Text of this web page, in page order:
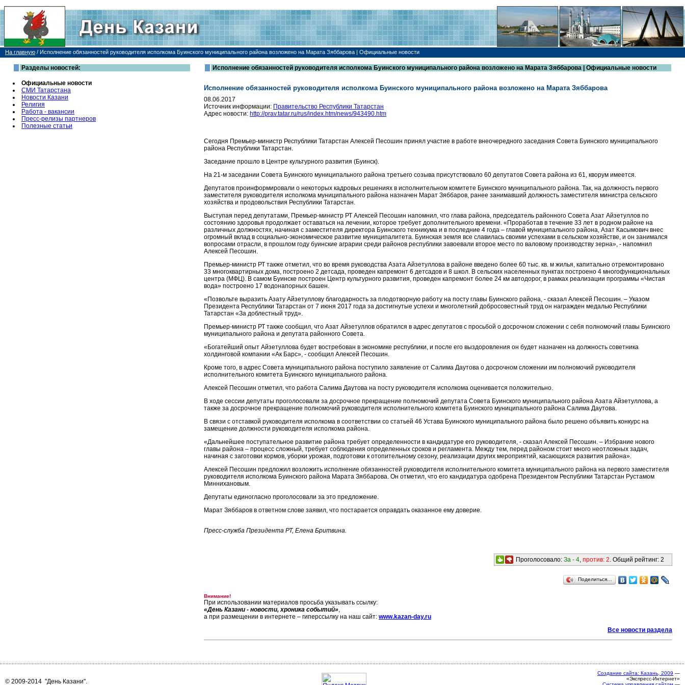
На главную / Исполнение обязанностей руководителя исполкома Буинского муниципального района возложено на Марата Зяббарова | Официальные новости
Разделы новостей:
Официальные новости
СМИ Татарстана
Новости Казани
Религия
Работа - вакансии
Пресс-релизы партнеров
Полезные статьи
Исполнение обязанностей руководителя исполкома Буинского муниципального района возложено на Марата Зяббарова | Официальные новости
Исполнение обязанностей руководителя исполкома Буинского муниципального района возложено на Марата Зяббарова
08.06.2017
Источник информации: Правительство Республики Татарстан
Адрес новости: http://prav.tatar.ru/rus/index.htm/news/943490.htm
Сегодня Премьер-министр Республики Татарстан Алексей Песошин принял участие в работе внеочередного заседания Совета Буинского муниципального
района Республики Татарстан.
Заседание прошло в Центре культурного развития (Буинск).
На 21-м заседании Совета Буинского муниципального района третьего созыва присутствовало 60 депутатов Совета района из 61, кворум имеется.
Депутатов проинформировали о некоторых кадровых решениях в исполнительном комитете Буинского муниципального района. Так, на должность первого
заместителя руководителя исполкома муниципального района назначен Марат Зяббаров, ранее занимавший должность заместителя министра сельского
хозяйства и продовольствия Республики Татарстан.
Выступая перед депутатами, Премьер-министр РТ Алексей Песошин напомнил, что глава района, председатель районного Совета Азат Айзетуллов по
состоянию здоровья продолжает оставаться на лечении, которое требует дополнительного времени. «Проработав в течение 33 лет в родном районе на
различных должностях, начиная с заместителя директора Буинского техникума и в последние 4 года – главой муниципального района, Азат Касымович внес
огромный вклад в социально-экономическое развитие муниципалитета. Буинская земля все славилась своими успехами в сельском хозяйстве, и он занимался
вопросами отрасли, в прошлом году буинские аграрии среди районов республики завоевали второе место по валовому производству зерна», - напомнил
Алексей Песошин.
Премьер-министр РТ также отметил, что во время руководства Азата Айзетуллова в районе введено более 60 тыс. кв. м жилья, капитально отремонтировано
33 многоквартирных дома, построено 2 детсада, проведен капремонт 6 детсадов и 8 школ. В сельских населенных пунктах построено 4 многофункциональных
центра (МФЦ). В самом Буинске построен Центр культурного развития, проведен капремонт более 24 км автодорог, в рамках реализации программы «Чистая
вода» построено 17 водонапорных башен.
«Позвольте выразить Азату Айзетуллову благодарность за плодотворную работу на посту главы Буинского района, - сказал Алексей Песошин. – Указом
Президента Республики Татарстан от 7 июня 2017 года за достигнутые успехи и многолетний добросовестный труд он награжден медалью Республики
Татарстан «За доблестный труд».
Премьер-министр РТ также сообщил, что Азат Айзетуллов обратился в адрес депутатов с просьбой о досрочном сложении с себя полномочий главы Буинского
муниципального района и депутата районного Совета.
«Богатейший опыт Айзетуллова будет востребован в экономике республики, и после его выздоровления он будет назначен на должность советника
холдинговой компании «Ак Барс», - сообщил Алексей Песошин.
Кроме того, в адрес Совета муниципального района поступило заявление от Салима Даутова о досрочном сложении им полномочий руководителя
исполнительного комитета Буинского муниципального района.
Алексей Песошин отметил, что работа Салима Даутова на посту руководителя исполкома оценивается положительно.
В ходе сессии депутаты проголосовали за досрочное прекращение полномочий депутата Совета Буинского муниципального района Азата Айзетуллова, а
также за досрочное прекращение полномочий руководителя исполнительного комитета Буинского муниципального района Салима Даутова.
В связи с отставкой руководителя исполкома в соответствии со статьей 46 Устава Буинского муниципального района было решено объявить конкурс на
замещение должности руководителя исполкома района.
«Дальнейшее поступательное развитие района требует определенности в кандидатуре его руководителя, - сказал Алексей Песошин. – Избрание нового
главы района – процесс сложный, требует соблюдения определенных сроков и регламента. Между тем, перед районом стоит много неотложных задач,
начиная с заготовки кормов, уборки урожая, подготовки к отопительному сезону, реализации других мероприятий, касающихся развития района».
Алексей Песошин предложил возложить исполнение обязанностей руководителя исполнительного комитета муниципального района на первого заместителя
руководителя исполкома Буинского района Марата Зяббарова. Он отметил, что его кандидатура одобрена Президентом Республики Татарстан Рустамом
Миннихановым.
Депутаты единогласно проголосовали за это предложение.
Марат Зяббаров в ответном слове заявил, что постарается оправдать оказанное ему доверие.
Пресс-служба Президента РТ, Елена Бритвина.
Проголосовало: За - 4, против: 2. Общий рейтинг: 2
Поделиться…
Внимание!
При использовании материалов просьба указывать ссылку:
«День Казани - новости, хроника событий»,
а при размещении в интернете – гиперссылку на наш сайт: www.kazan-day.ru
Все новости раздела
© 2009-2014 "День Казани".
Создание сайта: Казань, 2009 —
«Экспресс-Интернет»